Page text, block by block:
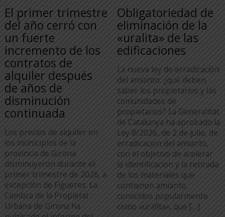
El primer trimestre
del año cerró con
un fuerte
incremento de los
contratos de
alquiler después
de años de
disminución
continuada
Los precios de alquiler en
los municipios de la
provincia de Girona
disminuyeron durante el
primer trimestre de 2026, a
excepción de Figueres. La
Cambra de la Propietat
Urbana de Girona ha
Obligatoriedad de
eliminación de la
«uralita» de las
edificaciones
La nueva ley de erradicación
del amianto: ¿qué deben
saber los propietarios y las
comunidades de
propietarios? La Generalitat
de Catalunya ha aprobado la
Ley 8/2026, de 2 de julio, de
erradicación del amianto,
con el objetivo de acelerar
la identificación y la retirada
de los materiales que
contienen amianto,
conocidos popularmente
como «uralita», que […]